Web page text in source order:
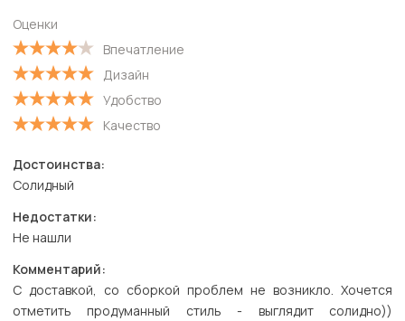
Оценки
Впечатление
Дизайн
Удобство
Качество
Достоинства:
Солидный
Недостатки:
Не нашли
Комментарий:
С доставкой, со сборкой проблем не возникло. Хочется
отметить продуманный стиль - выглядит солидно))